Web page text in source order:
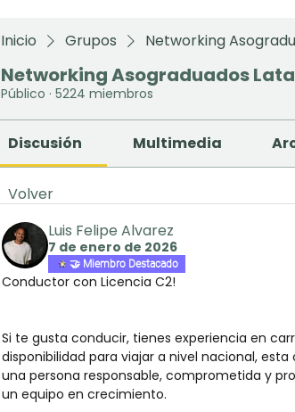
Inicio Grupos Networking
Networking Asograduados
Público · 5224 miembros
Discusión Multimedia
Volver
Luis Felipe Alvarez
7 de enero de 2026
🤝 Miembro Destacado
Conductor con Licencia C2!
Si te gusta conducir, tienes experiencia en
disponibilidad para viajar a nivel nacional,
una persona responsable, comprometida y
un equipo en crecimiento.